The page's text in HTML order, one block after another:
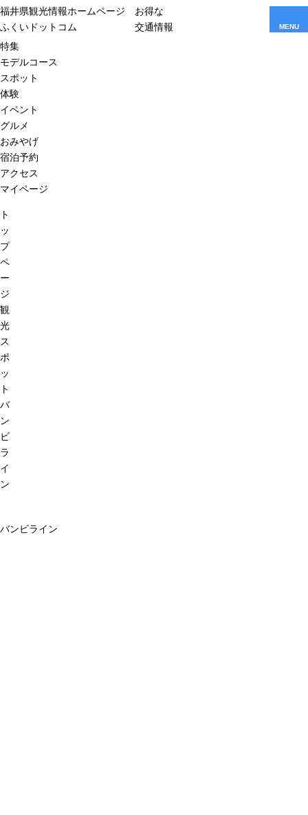
福井県観光情報ホームページ
ふくいドットコム
お得な
交通情報
MENU
特集
モデルコース
スポット
体験
イベント
グルメ
おみやげ
宿泊予約
アクセス
マイページ
ト
ッ
プ
ペ
ー
ジ
観
光
ス
ポ
ッ
ト
バ
ン
ビ
ラ
イ
ン
バンビライン